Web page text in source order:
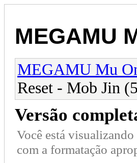
MEGAMU
MEGAMU Mu
Reset - Mob Jin
Versão
Você está
com a formatação